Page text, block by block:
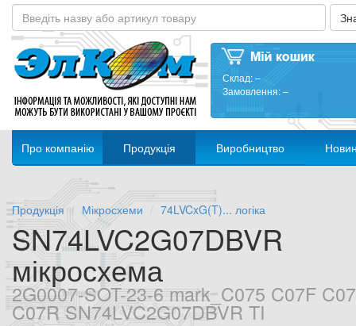
Склад:–
Замовлення:–
Про компанію Продукція Виробництво
Продукція Мікросхеми 74LVCxG(T)... логіка
SN74LVC2G07DBVR
мікросхема
2G0007-SOT-23-6 mark_C075 C07F
C07R SN74LVC2G07DBVR TI